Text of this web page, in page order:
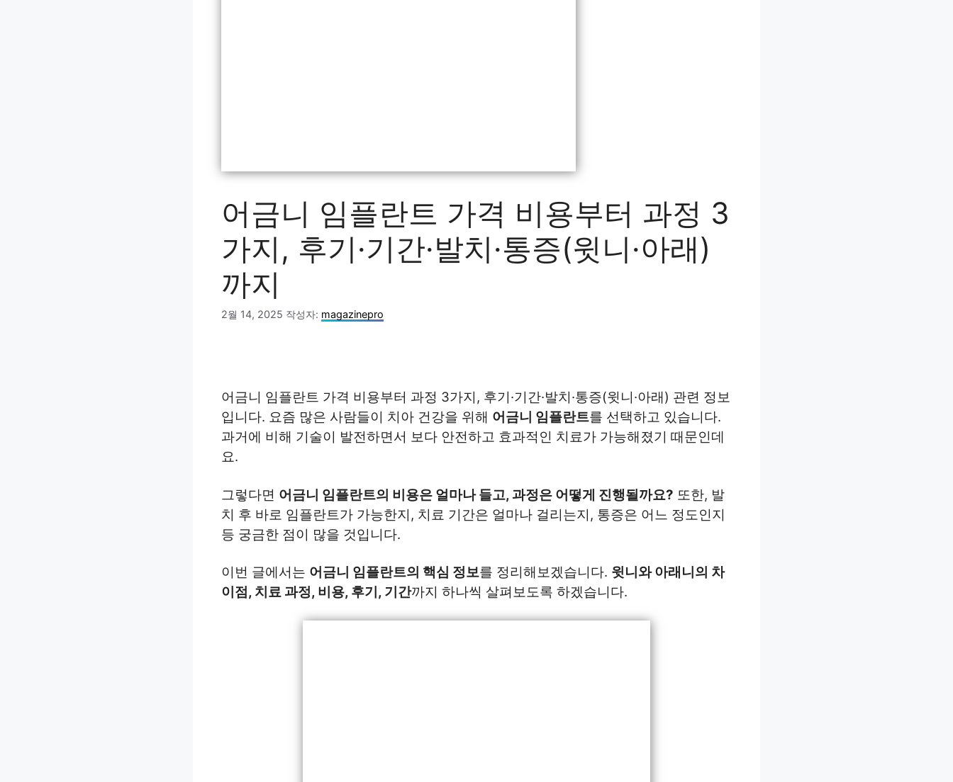
어금니 임플란트 가격 비용부터 과정 3
가지, 후기·기간·발치·통증(윗니·아래)
까지
2월 14, 2025 작성자: magazinepro
어금니 임플란트 가격 비용부터 과정 3가지, 후기·기간·발치·통증(윗니·아래) 관련 정보
입니다. 요즘 많은 사람들이 치아 건강을 위해 어금니 임플란트를 선택하고 있습니다.
과거에 비해 기술이 발전하면서 보다 안전하고 효과적인 치료가 가능해졌기 때문인데
요.
그렇다면 어금니 임플란트의 비용은 얼마나 들고, 과정은 어떻게 진행될까요? 또한, 발
치 후 바로 임플란트가 가능한지, 치료 기간은 얼마나 걸리는지, 통증은 어느 정도인지
등 궁금한 점이 많을 것입니다.
이번 글에서는 어금니 임플란트의 핵심 정보를 정리해보겠습니다. 윗니와 아래니의 차
이점, 치료 과정, 비용, 후기, 기간까지 하나씩 살펴보도록 하겠습니다.